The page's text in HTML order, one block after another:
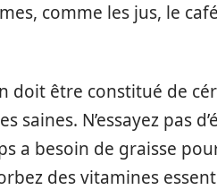
comme les jus, le
doit être constitué de
saines. N’essayez pas
a besoin de graisse
des vitamines